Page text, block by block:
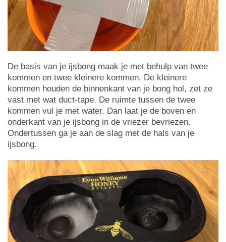
De basis van je ijsbong maak je met behulp van twee
kommen en twee kleinere kommen. De kleinere
kommen houden de binnenkant van je bong hol, zet ze
vast met wat duct-tape. De ruimte tussen de twee
kommen vul je met water. Dan laat je de boven en
onderkant van je ijsbong in de vriezer bevriezen.
Ondertussen ga je aan de slag met de hals van je
ijsbong.